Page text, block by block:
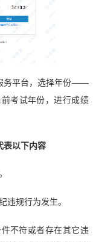
务平台，选择年份——
考试年份，进行成绩
表以下内容
违规行为发生。
不符或者存在其它违